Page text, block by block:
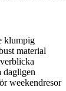
klumpig
material
dagligen
weekendresor